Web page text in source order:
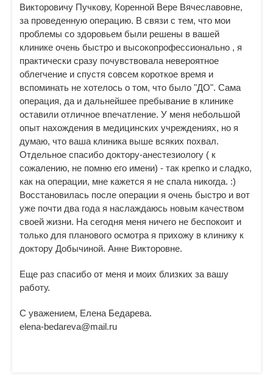
Викторовичу Пучкову, Коренной Вере Вячеславовне,
за проведенную операцию. В связи с тем, что мои
проблемы со здоровьем были решены в вашей
клинике очень быстро и высокопрофессионально , я
практически сразу почувствовала невероятное
облегчение и спустя совсем короткое время и
вспоминать не хотелось о том, что было "ДО". Сама
операция, да и дальнейшее пребывание в клинике
оставили отличное впечатление. У меня небольшой
опыт нахождения в медицинских учреждениях, но я
думаю, что ваша клиника выше всяких похвал.
Отдельное спасибо доктору-анестезиологу ( к
сожалению, не помню его имени) - так крепко и сладко,
как на операции, мне кажется я не спала никогда. :)
Восстановилась после операции я очень быстро и вот
уже почти два года я наслаждаюсь новым качеством
своей жизни. На сегодня меня ничего не беспокоит и
только для планового осмотра я прихожу в клинику к
доктору Добычиной. Анне Викторовне.
Еще раз спасибо от меня и моих близких за вашу
работу.
С уважением, Елена Бедарева.
elena-bedareva@mail.ru